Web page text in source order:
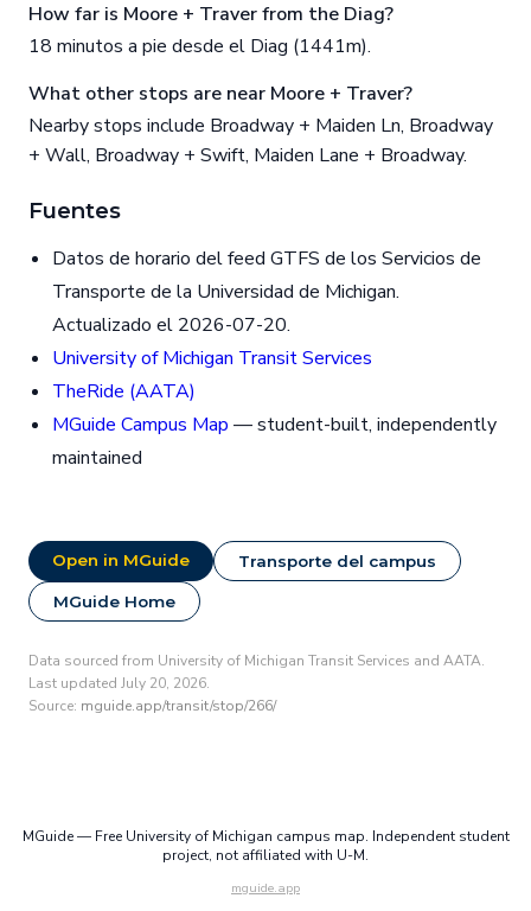
How far is Moore + Traver from the Diag?
18 minutos a pie desde el Diag (1441m).
What other stops are near Moore + Traver?
Nearby stops include Broadway + Maiden Ln, Broadway
+ Wall, Broadway + Swift, Maiden Lane + Broadway.
Fuentes
Datos de horario del feed GTFS de los Servicios de
Transporte de la Universidad de Michigan.
Actualizado el 2026-07-20.
University of Michigan Transit Services
TheRide (AATA)
MGuide Campus Map — student-built, independently
maintained
Open in MGuide Transporte del campus
MGuide Home
Data sourced from University of Michigan Transit Services and AATA.
Last updated July 20, 2026.
Source: mguide.app/transit/stop/266/
MGuide — Free University of Michigan campus map. Independent student
project, not affiliated with U-M.
mguide.app